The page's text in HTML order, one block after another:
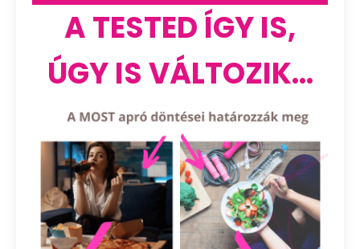
A TESTED ÍGY IS,
ÚGY IS VÁLTOZIK...